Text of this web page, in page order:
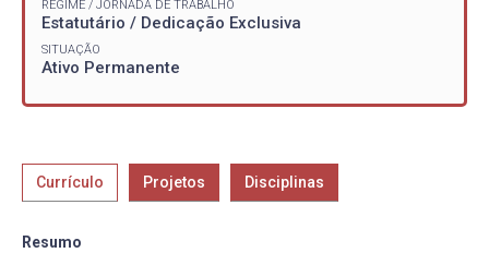
REGIME / JORNADA DE TRABALHO
Estatutário / Dedicação Exclusiva
SITUAÇÃO
Ativo Permanente
Currículo Projetos Disciplinas
Resumo